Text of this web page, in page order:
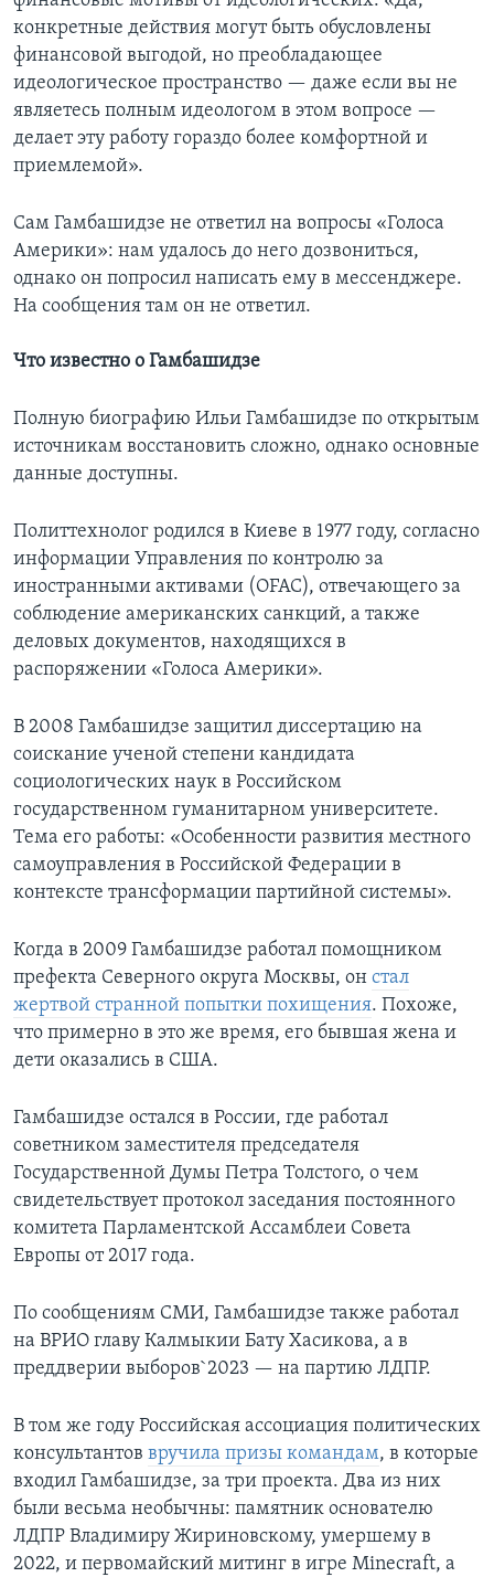
конкретные действия могут быть обусловлены
финансовой выгодой, но преобладающее
идеологическое пространство — даже если вы не
являетесь полным идеологом в этом вопросе —
делает эту работу гораздо более комфортной и
приемлемой».
Сам Гамбашидзе не ответил на вопросы «Голоса
Америки»: нам удалось до него дозвониться,
однако он попросил написать ему в мессенджере.
На сообщения там он не ответил.
Что известно о Гамбашидзе
Полную биографию Ильи Гамбашидзе по открытым
источникам восстановить сложно, однако основные
данные доступны.
Политтехнолог родился в Киеве в 1977 году, согласно
информации Управления по контролю за
иностранными активами (OFAC), отвечающего за
соблюдение американских санкций, а также
деловых документов, находящихся в
распоряжении «Голоса Америки».
В 2008 Гамбашидзе защитил диссертацию на
соискание ученой степени кандидата
социологических наук в Российском
государственном гуманитарном университете.
Тема его работы: «Особенности развития местного
самоуправления в Российской Федерации в
контексте трансформации партийной системы».
Когда в 2009 Гамбашидзе работал помощником
префекта Северного округа Москвы, он стал
жертвой странной попытки похищения. Похоже,
что примерно в это же время, его бывшая жена и
дети оказались в США.
Гамбашидзе остался в России, где работал
советником заместителя председателя
Государственной Думы Петра Толстого, о чем
свидетельствует протокол заседания постоянного
комитета Парламентской Ассамблеи Совета
Европы от 2017 года.
По сообщениям СМИ, Гамбашидзе также работал
на ВРИО главу Калмыкии Бату Хасикова, а в
преддверии выборов`2023 — на партию ЛДПР.
В том же году Российская ассоциация политических
консультантов вручила призы командам, в которые
входил Гамбашидзе, за три проекта. Два из них
были весьма необычны: памятник основателю
ЛДПР Владимиру Жириновскому, умершему в
2022, и первомайский митинг в игре Minecraft, а